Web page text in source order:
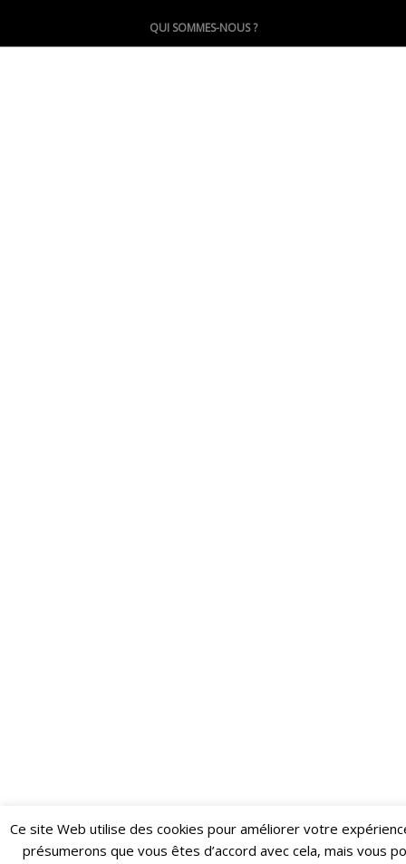
QUI SOMMES-NOUS ?
Restez informé·e des dernières actualités du Poing !
Ce site Web utilise des cookies pour améliorer votre
présumerons que vous êtes d’accord avec cela, mais vous